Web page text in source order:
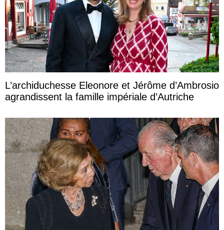
L’archiduchesse Eleonore et Jérôme d’Ambrosio
agrandissent la famille impériale d’Autriche